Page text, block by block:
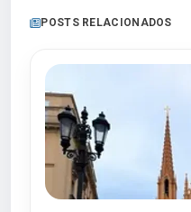
POSTS RELACIONADOS